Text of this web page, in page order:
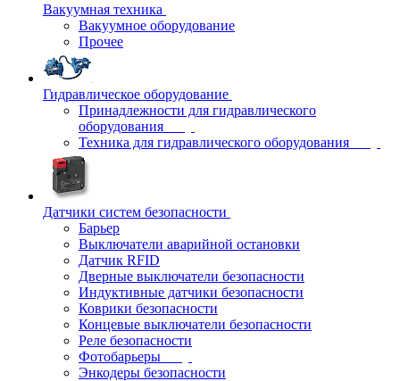
Вакуумная техника
Вакуумное оборудование
Прочее
Гидравлическое оборудование
Принадлежности для гидравлического
оборудования
Техника для гидравлического оборудования
Датчики систем безопасности
Барьер
Выключатели аварийной остановки
Датчик RFID
Дверные выключатели безопасности
Индуктивные датчики безопасности
Коврики безопасности
Концевые выключатели безопасности
Реле безопасности
Фотобарьеры
Энкодеры безопасности